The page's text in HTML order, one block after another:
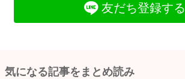
友だち登録する
気になる記事をまとめ読み